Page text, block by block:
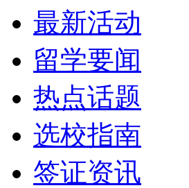
最新活动
留学要闻
热点话题
选校指南
签证资讯